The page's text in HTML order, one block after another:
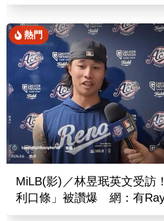
熱門
MiLB(影)／林昱珉英文受訪
利口條」被讚爆 網：有